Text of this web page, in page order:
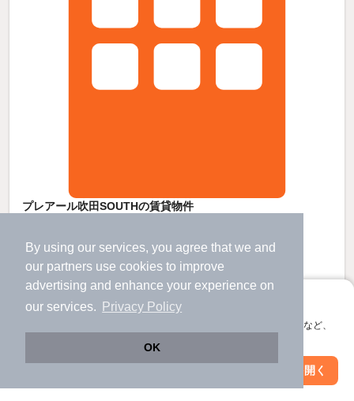
By using our services, you agree that we and
our partners use cookies to improve
advertising and enhance your experience on
our services.
Privacy Policy
OK
アプリに切り替えて、サクサクお部屋探し
会員登録なしですぐ使える。マップ検索やお気に入り保存など、
アプリを開く
プレアール吹田SOUTHの賃貸物件
すべての写真
5階建 / 35年7ヶ月 / 鉄骨造
駐輪場あり
万円
不要 不要
絞り込み条件を変更